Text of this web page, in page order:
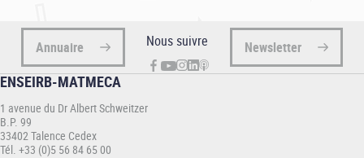
Annuaire Nous suivre Newsletter
ENSEIRB-MATMECA
1 avenue du Dr Albert Schweitzer
B.P. 99
33402 Talence Cedex
Tél. +33 (0)5 56 84 65 00